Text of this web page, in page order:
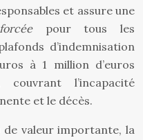
et assure une
pour tous les
d’indemnisation
à 1 million d’euros
l’incapacité
et le décès.
de valeur importante, la